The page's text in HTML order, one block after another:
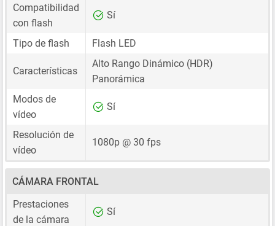
Compatibilidad
con flash
Sí
Tipo de flash Flash LED
Características
Alto Rango Dinámico (HDR)
Panorámica
Modos de
vídeo
Sí
Resolución de
vídeo
1080p @ 30 fps
CÁMARA FRONTAL
Prestaciones
de la cámara
Sí